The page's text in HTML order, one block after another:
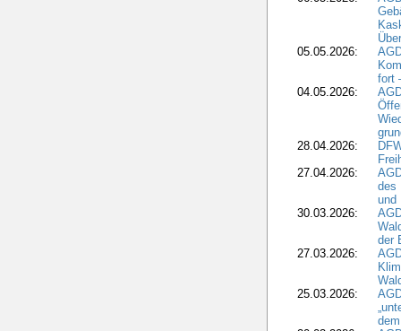
05.05.2026:
fort
04.05.2026:
28.04.2026:
27.04.2026:
des
und
30.03.2026:
der
27.03.2026:
25.03.2026: